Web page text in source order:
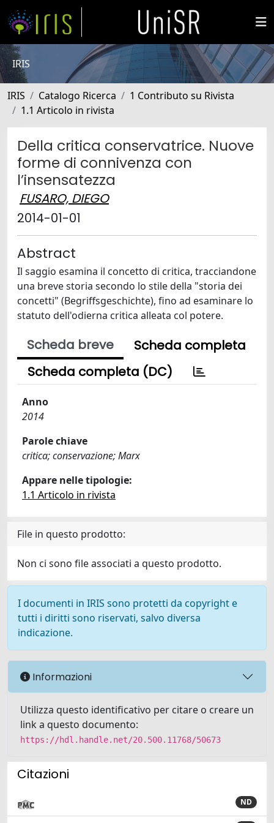
IRIS
IRIS Catalogo Ricerca
1 Contributo su Rivista
1.1 Articolo in rivista
Della critica conservatrice. Nuove
forme di connivenza con
l’insensatezza
FUSARO, DIEGO
2014-01-01
Abstract
Il saggio esamina il concetto di critica, tracciandone
una breve storia secondo lo stile della "storia dei
concetti" (Begriffsgeschichte), fino ad esaminare lo
statuto dell'odierna critica alleata col potere.
Scheda breve
Scheda completa
Scheda completa (DC)
Anno
2014
Parole chiave
critica; conservazione; Marx
Appare nelle tipologie:
1.1 Articolo in rivista
File in questo prodotto:
Non ci sono file associati a questo prodotto.
I documenti in IRIS sono protetti da copyright e
tutti i diritti sono riservati, salvo diversa
indicazione.
Informazioni
Utilizza questo identificativo per citare o creare un
link a questo documento:
https://hdl.handle.net/20.500.11768/50673
Citazioni
ND